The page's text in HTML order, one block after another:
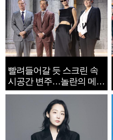
빨려들어갈 듯 스크린 속
시공간 변주…놀란의 메시
지는 ‘전쟁 속죄’